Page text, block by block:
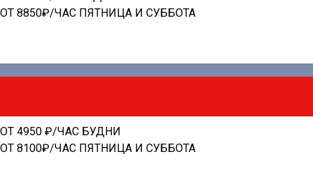
ОТ 8850₽/ЧАС ПЯТНИЦА И СУББОТА
ОТ 4950 ₽/ЧАС БУДНИ
ОТ 8100₽/ЧАС ПЯТНИЦА И СУББОТА